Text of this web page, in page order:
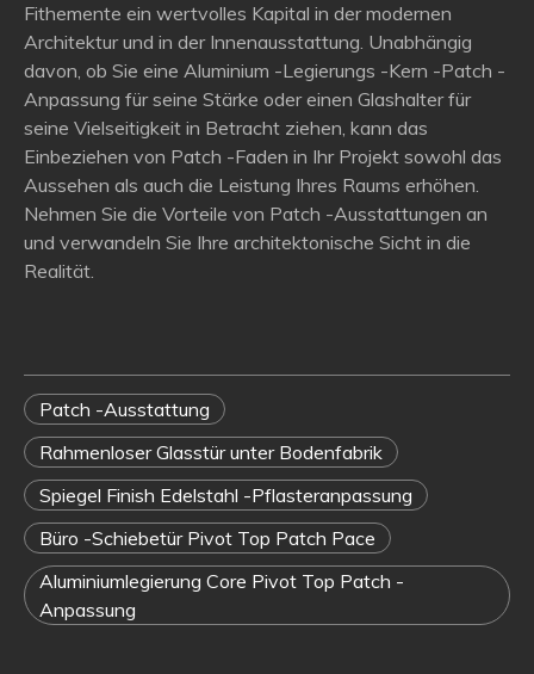
Fithemente ein wertvolles Kapital in der modernen
Architektur und in der Innenausstattung. Unabhängig
davon, ob Sie eine Aluminium -Legierungs -Kern -Patch -
Anpassung für seine Stärke oder einen Glashalter für
seine Vielseitigkeit in Betracht ziehen, kann das
Einbeziehen von Patch -Faden in Ihr Projekt sowohl das
Aussehen als auch die Leistung Ihres Raums erhöhen.
Nehmen Sie die Vorteile von Patch -Ausstattungen an
und verwandeln Sie Ihre architektonische Sicht in die
Realität.
Patch -Ausstattung
Rahmenloser Glasstür unter Bodenfabrik
Spiegel Finish Edelstahl -Pflasteranpassung
Büro -Schiebetür Pivot Top Patch Pace
Aluminiumlegierung Core Pivot Top Patch -
Anpassung